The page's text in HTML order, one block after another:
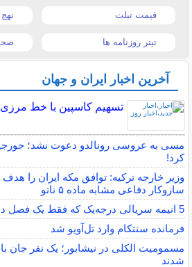
قیمت تبلت نهج
تیتر روزنامه ها
آخرین اخبار ایران و جهان
تسهیم کاسپین با خط
مسی به عروسی رونالدو دعوت نشد؛
کرد!
وزیر خارجه ترکیه: توافق مکه ایران را
سازوکار دفاعی مشابه ماده ۵ ناتو
5 انیمه سریالی درجه‌یک که فقط یک فصل دارند
فرمانده سنتکام وارد تل‌آویو شد
شدند